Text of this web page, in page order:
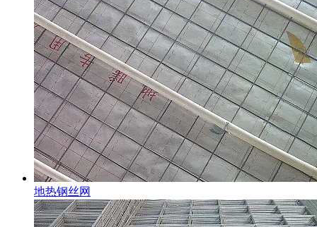
地热钢丝网